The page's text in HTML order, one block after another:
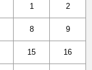
1 2
8 9
15 16